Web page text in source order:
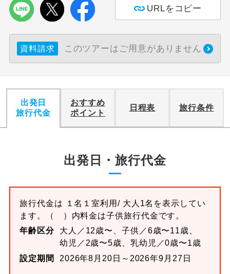
URLをコピー
資料請求 このツアーはご用意がありません
出発日
旅行代金
おすすめ
ポイント
日程表 旅行条件
出発日・旅行代金
旅行代金は １名１室利用/ 大人1名を表示してい
ます。
（ ）内料金は子供旅行代金です。
年齢区分
大人／12歳〜、子供／6歳〜11歳、
幼児／2歳〜5歳、乳幼児／0歳〜1歳
設定期間
2026年8月20日～2026年9月27日